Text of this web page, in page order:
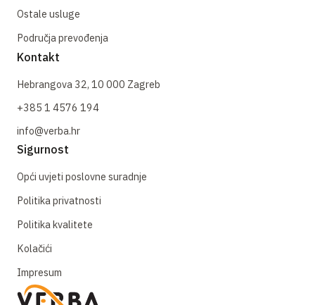
Ostale usluge
Područja prevođenja
Kontakt
Hebrangova 32, 10 000 Zagreb
+385 1 4576 194
info@verba.hr
Sigurnost
Opći uvjeti poslovne suradnje
Politika privatnosti
Politika kvalitete
Kolačići
Impresum